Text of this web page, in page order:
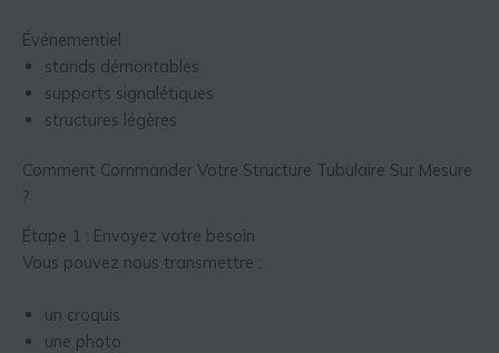
Événementiel
stands démontables
supports signalétiques
structures légères
Comment Commander Votre Structure Tubulaire Sur Mesure
?
Étape 1 : Envoyez votre besoin
Vous pouvez nous transmettre :
un croquis
une photo